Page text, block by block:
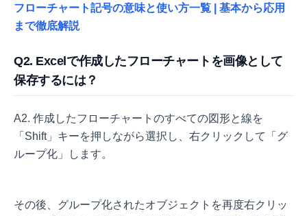
フローチャート記号の意味と使い方一覧 | 基本から応用
まで徹底解説
Q2. Excelで作成したフローチャートを画像として
保存するには？
A2. 作成したフローチャートのすべての図形と線を
「Shift」キーを押しながら選択し、右クリックして「グ
ループ化」します。
その後、グループ化されたオブジェクトを再度右クリッ